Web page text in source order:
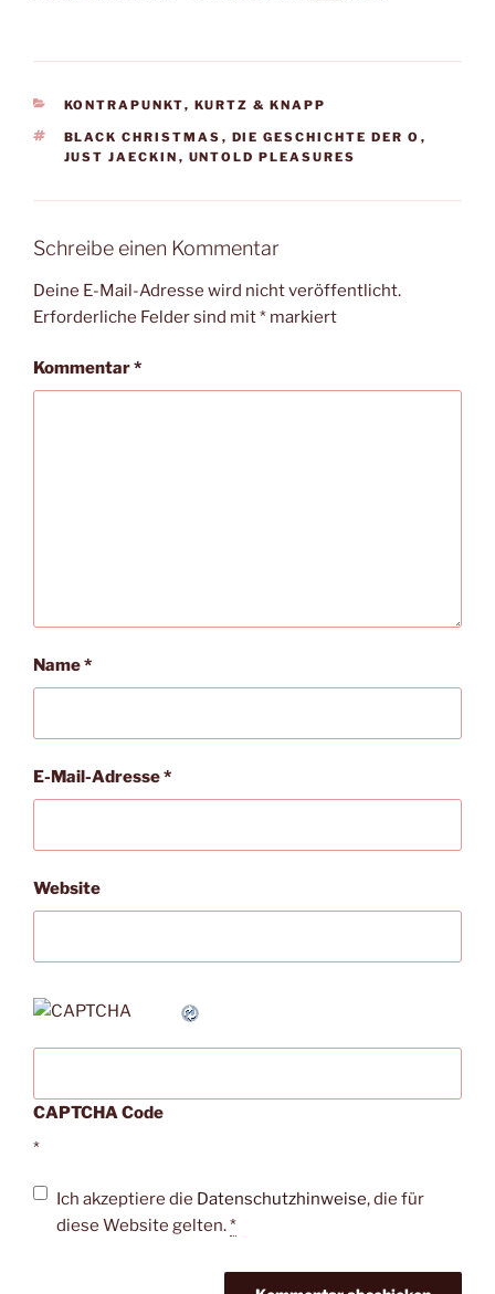
KATEGORIEN
KONTRAPUNKT, KURTZ & KNAPP
SCHLAGWÖRTER
BLACK CHRISTMAS , DIE GESCHICHTE DER O ,
JUST JAECKIN , UNTOLD PLEASURES
Schreibe einen Kommentar
Deine E-Mail-Adresse wird nicht veröffentlicht.
Erforderliche Felder sind mit* markiert
Kommentar*
Name*
E-Mail-Adresse*
Website
CAPTCHA Code
*
Ich akzeptiere die Datenschutzhinweise, die für
diese Website gelten.*